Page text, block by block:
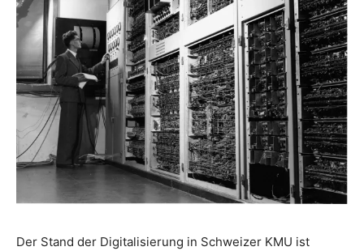
Der Stand der Digitalisierung in Schweizer KMU ist